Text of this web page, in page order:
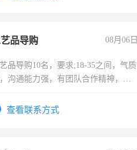
品导购 08月06日
品导购10名，要求;18-35之间，气质
沟通能力强，有团队合作精神，有
查看联系方式